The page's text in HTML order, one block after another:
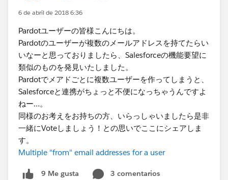
6 de abril de 2018 6:36
Pardotユーザーの皆様こんにちは。
Pardotのユーザーが複数のメールアドレスを持てたらい
いなーと思っておりましたら、Salesforceの機能要望に
類似のものを発見いたしました。
Pardotでメアドごとに複数ユーザーを作ってしまうと、
Salesforceと連携がちょっと不便になっちゃうんですよ
ねー…。
同様のお考えをお持ちの方、いらっしゃいましたら是非
一緒にVoteしましょう！との思いでここにシェアしま
す。
Multiple "from" email addresses for a user
9 Me gusta
3 comentarios